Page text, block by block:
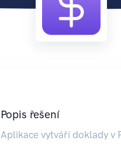
Popis řešení
Aplikace vytváří doklady v